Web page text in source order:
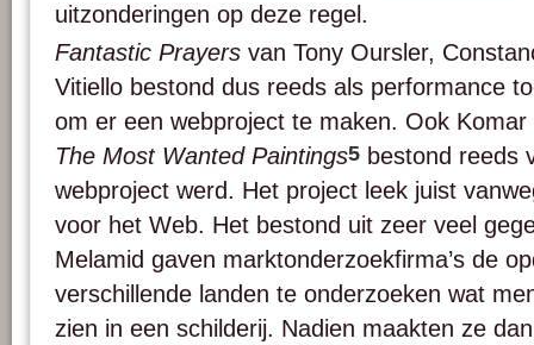
uitzonderingen op deze regel.
Fantastic Prayers van Tony Oursler,
Vitiello bestond dus reeds als performance
om er een webproject te maken. Ook Komar
The Most Wanted Paintings5 bestond reeds
webproject werd. Het project leek juist
voor het Web. Het bestond uit zeer veel
Melamid gaven marktonderzoekfirma’s de
verschillende landen te onderzoeken wat
zien in een schilderij. Nadien maakten ze